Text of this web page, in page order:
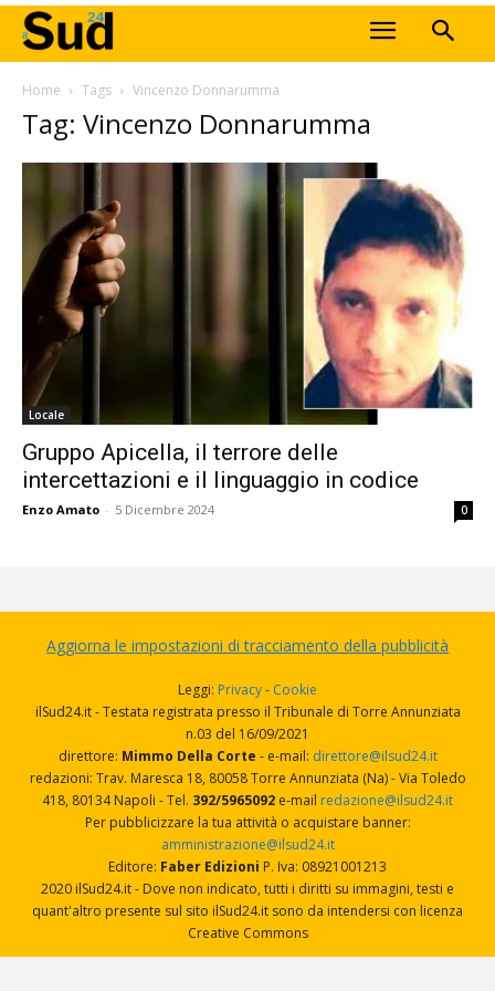
Home Tags Vincenzo Donnarumma
Tag: Vincenzo Donnarumma
Locale
Gruppo Apicella, il terrore delle
intercettazioni e il linguaggio in codice
Enzo Amato - 5 Dicembre 2024 0
Aggiorna le impostazioni di tracciamento della pubblicità
Leggi: Privacy- Cookie
ilSud24.it - Testata registrata presso il Tribunale di Torre Annunziata
n.03 del 16/09/2021
direttore: Mimmo Della Corte - e-mail: direttore@ilsud24.it
redazioni: Trav. Maresca 18, 80058 Torre Annunziata (Na) - Via Toledo
418, 80134 Napoli - Tel. 392/5965092 e-mail redazione@ilsud24.it
Per pubblicizzare la tua attività o acquistare banner:
amministrazione@ilsud24.it
Editore: Faber Edizioni P. Iva: 08921001213
2020 ilSud24.it - Dove non indicato, tutti i diritti su immagini, testi e
quant'altro presente sul sito ilSud24.it sono da intendersi con licenza
Creative Commons